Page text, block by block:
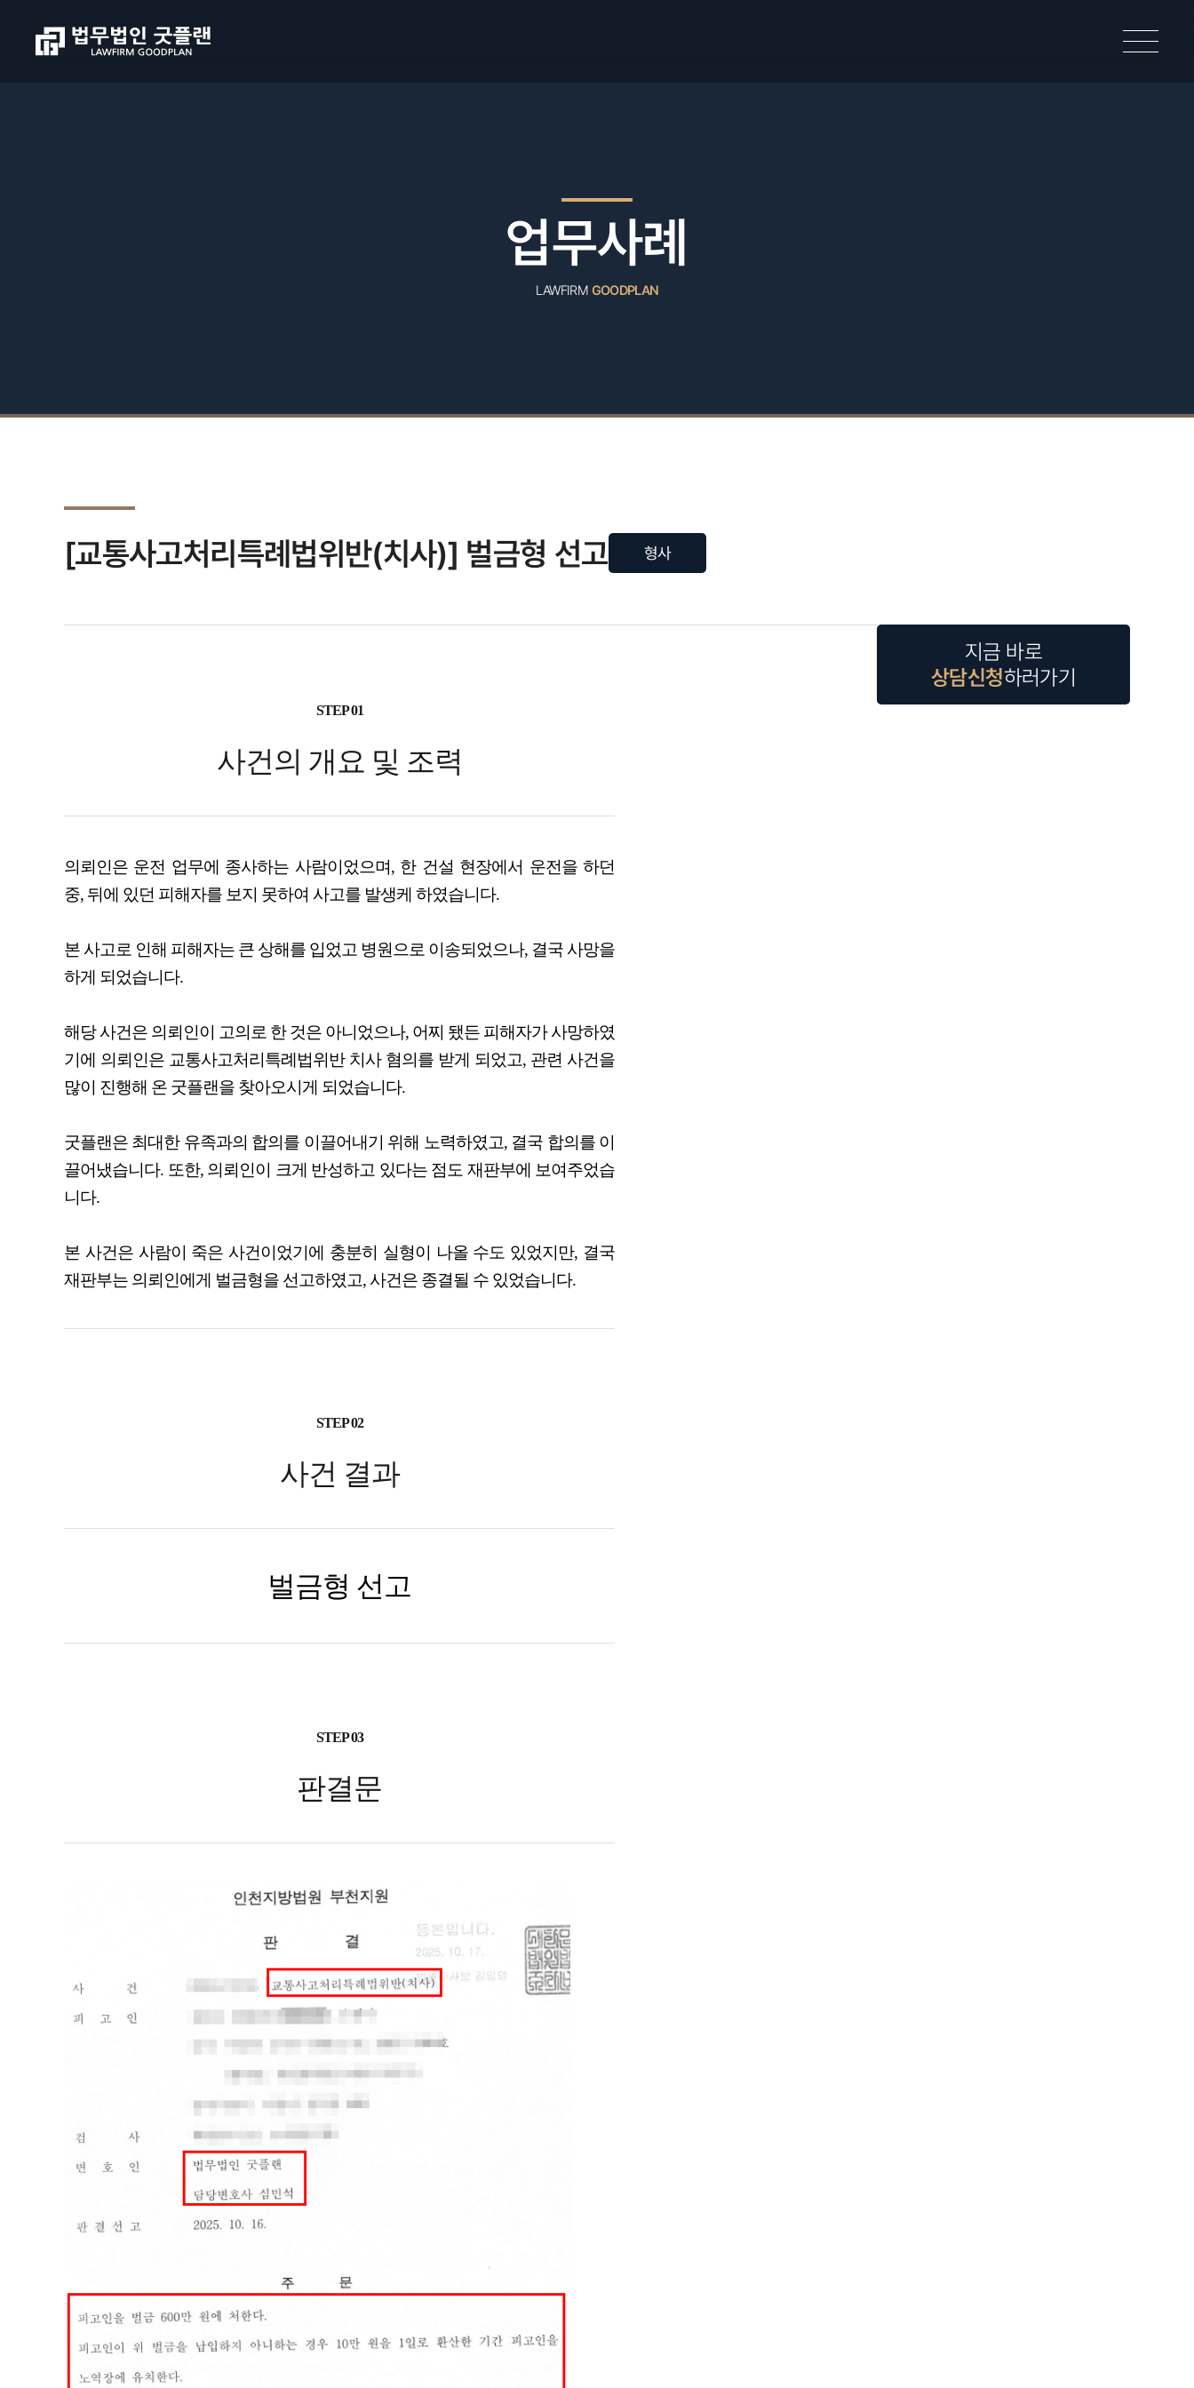
업무사례
LAWFIRM GOODPLAN
[교통사고처리특례법위반(치사)] 벌금형 선고 형사
STEP 01
사건의 개요 및 조력
의뢰인은 운전 업무에 종사하는 사람이었으며, 한 건설 현장에서 운전을 하던
중, 뒤에 있던 피해자를 보지 못하여 사고를 발생케 하였습니다.
본 사고로 인해 피해자는 큰 상해를 입었고 병원으로 이송되었으나, 결국 사망을
하게 되었습니다.
해당 사건은 의뢰인이 고의로 한 것은 아니었으나, 어찌 됐든 피해자가 사망하였
기에 의뢰인은 교통사고처리특례법위반 치사 혐의를 받게 되었고, 관련 사건을
많이 진행해 온 굿플랜을 찾아오시게 되었습니다.
굿플랜은 최대한 유족과의 합의를 이끌어내기 위해 노력하였고, 결국 합의를 이
끌어냈습니다. 또한, 의뢰인이 크게 반성하고 있다는 점도 재판부에 보여주었습
니다.
본 사건은 사람이 죽은 사건이었기에 충분히 실형이 나올 수도 있었지만, 결국
재판부는 의뢰인에게 벌금형을 선고하였고, 사건은 종결될 수 있었습니다.
STEP 02
사건 결과
벌금형 선고
STEP 03
판결문
지금 바로
상담신청하러가기